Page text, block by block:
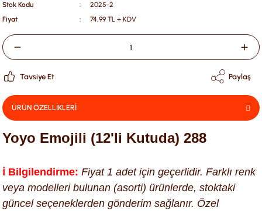
Stok Kodu
2025-2
Fiyat
74,99 TL + KDV
Tavsiye Et Paylaş
ÜRÜN ÖZELLİKLERİ
Yoyo Emojili (12'li Kutuda) 288
ℹ️ Bilgilendirme: Fiyat 1 adet için geçerlidir. Farklı renk
veya modelleri bulunan (asorti) ürünlerde, stoktaki
güncel seçeneklerden gönderim sağlanır. Özel